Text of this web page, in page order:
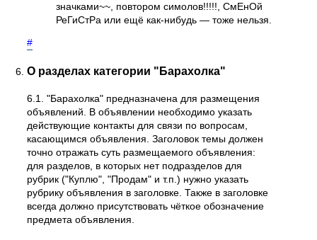
значками~~, повтором симолов!!!!!, СмЕнОй
РеГиСтРа или ещё как-нибудь — тоже нельзя.
#
О разделах категории "Барахолка"
6.1. "Барахолка" предназначена для размещения
объявлений. В объявлении необходимо указать
действующие контакты для связи по вопросам,
касающимся объявления. Заголовок темы должен
точно отражать суть размещаемого объявления:
для разделов, в которых нет подразделов для
рубрик ("Куплю", "Продам" и т.п.) нужно указать
рубрику объявления в заголовке. Также в заголовке
всегда должно присутствовать чёткое обозначение
предмета объявления.